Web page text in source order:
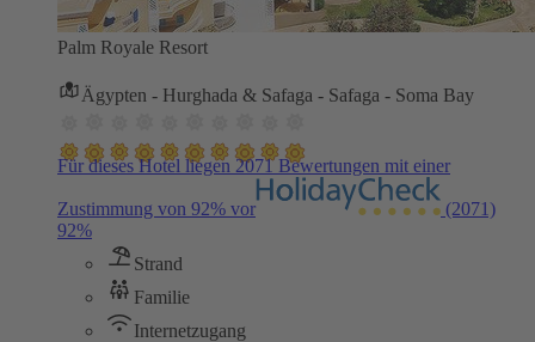
Palm Royale Resort
Ägypten - Hurghada & Safaga - Safaga - Soma Bay
Für dieses Hotel liegen 2071 Bewertungen mit einer
Zustimmung von 92% vor
(2071)
92%
Strand
Familie
Internetzugang